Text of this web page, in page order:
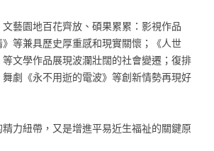
藝園地百花齊放、碩果累累：影視作品
》等兼具歷史厚重感和現實關懷；《人世
文學作品展現波瀾壯闊的社會變遷；復排
劇《永不用逝的電波》等創新情勢再現好
力紐帶，又是增進平易近生福祉的關鍵原